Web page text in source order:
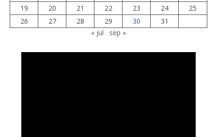
19
20 21 22 23 24
25
26
27 28 29 30
31
« jul
sep »